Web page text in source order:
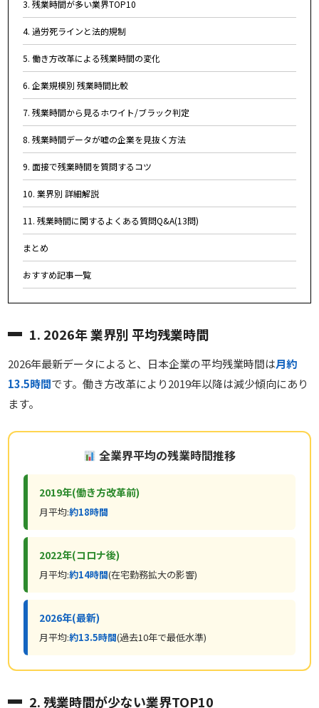
3. 残業時間が多い業界TOP10
4. 過労死ラインと法的規制
5. 働き方改革による残業時間の変化
6. 企業規模別 残業時間比較
7. 残業時間から見るホワイト/ブラック判定
8. 残業時間データが嘘の企業を見抜く方法
9. 面接で残業時間を質問するコツ
10. 業界別 詳細解説
11. 残業時間に関するよくある質問Q&A(13問)
まとめ
おすすめ記事一覧
1. 2026年 業界別 平均残業時間
2026年最新データによると、日本企業の平均残業時間は月約
13.5時間です。働き方改革により2019年以降は減少傾向にあり
ます。
全業界平均の残業時間推移
2019年(働き方改革前)
月平均:約18時間
2022年(コロナ後)
月平均:約14時間(在宅勤務拡大の影響)
2026年(最新)
月平均:約13.5時間(過去10年で最低水準)
2. 残業時間が少ない業界TOP10